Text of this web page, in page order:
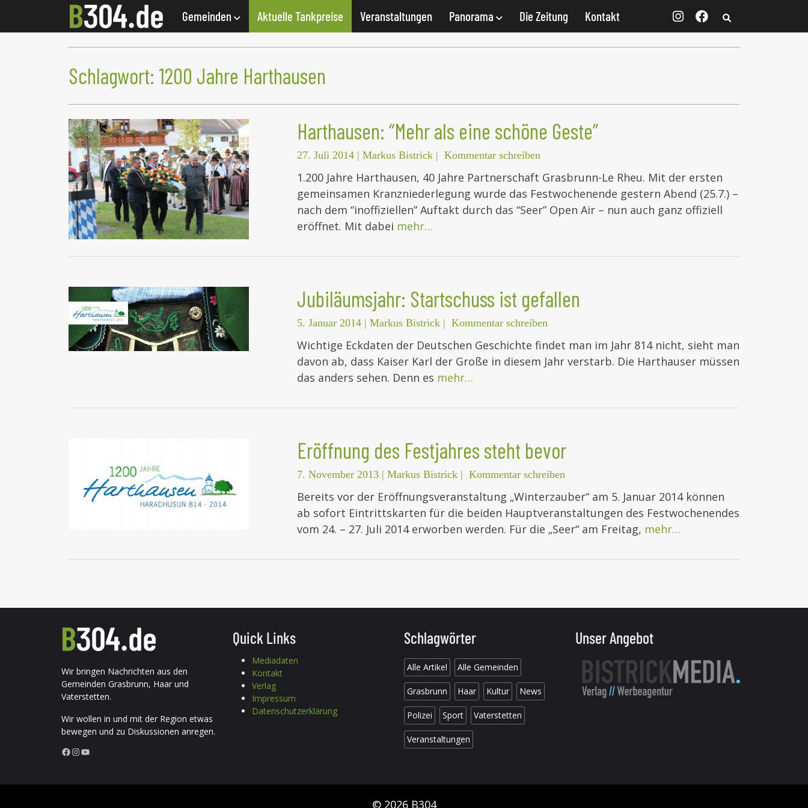
Gemeinden Aktuelle Tankpreise Veranstaltungen Panorama Die Zeitung Kontakt
Schlagwort: 1200 Jahre Harthausen
Harthausen: “Mehr als eine schöne Geste”
27. Juli 2014 | Markus Bistrick | Kommentar schreiben
1.200 Jahre Harthausen, 40 Jahre Partnerschaft Grasbrunn-Le Rheu. Mit der ersten
gemeinsamen Kranzniederlegung wurde das Festwochenende gestern Abend (25.7.) –
nach dem “inoffiziellen” Auftakt durch das “Seer” Open Air – nun auch ganz offiziell
eröffnet. Mit dabei mehr…
Jubiläumsjahr: Startschuss ist gefallen
5. Januar 2014 | Markus Bistrick | Kommentar schreiben
Wichtige Eckdaten der Deutschen Geschichte findet man im Jahr 814 nicht, sieht man
davon ab, dass Kaiser Karl der Große in diesem Jahr verstarb. Die Harthauser müssen
das anders sehen. Denn es mehr…
Eröffnung des Festjahres steht bevor
7. November 2013 | Markus Bistrick | Kommentar schreiben
Bereits vor der Eröffnungsveranstaltung „Winterzauber“ am 5. Januar 2014 können
ab sofort Eintrittskarten für die beiden Hauptveranstaltungen des Festwochenendes
vom 24. – 27. Juli 2014 erworben werden. Für die „Seer“ am Freitag, mehr…
Wir bringen Nachrichten aus den
Gemeinden Grasbrunn, Haar und
Vaterstetten.
Wir wollen in und mit der Region etwas
bewegen und zu Diskussionen anregen.
Facebook InstagramYouTube
Quick Links
Mediadaten
Kontakt
Verlag
Impressum
Datenschutzerklärung
Schlagwörter
Alle Artikel Alle Gemeinden
Grasbrunn Haar Kultur News
Polizei Sport Vaterstetten
Veranstaltungen
Unser Angebot
© 2026 B304